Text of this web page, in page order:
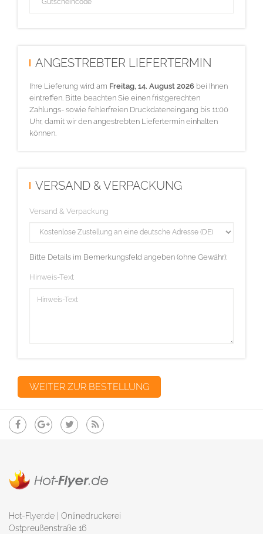
ANGESTREBTER LIEFERTERMIN
Ihre Lieferung wird am Freitag, 14. August 2026 bei Ihnen
eintreffen. Bitte beachten Sie einen fristgerechten
Zahlungs- sowie fehlerfreien Druckdateneingang bis 11:00
Uhr, damit wir den angestrebten Liefertermin einhalten
können.
VERSAND & VERPACKUNG
Versand & Verpackung
Bitte Details im Bemerkungsfeld angeben (ohne Gewähr):
Hinweis-Text
Hot-Flyer.de | Onlinedruckerei
Ostpreußenstraße 16